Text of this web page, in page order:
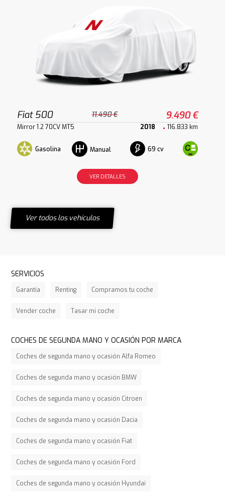
Fiat 500 11.490 € 9.490 €
Mirror 1.2 70CV MT5 2018 116.833 km
Gasolina Manual 69 cv
VER DETALLES
Ver todos los vehículos
SERVICIOS
Garantía Renting Compramos tu coche
Vender coche Tasar mi coche
COCHES DE SEGUNDA MANO Y OCASIÓN POR MARCA
Coches de segunda mano y ocasión Alfa Romeo
Coches de segunda mano y ocasión BMW
Coches de segunda mano y ocasión Citroen
Coches de segunda mano y ocasión Dacia
Coches de segunda mano y ocasión Fiat
Coches de segunda mano y ocasión Ford
Coches de segunda mano y ocasión Hyundai